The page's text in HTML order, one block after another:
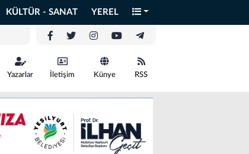
KÜLTÜR - SANAT YEREL
Yazarlar İletişim Künye RSS